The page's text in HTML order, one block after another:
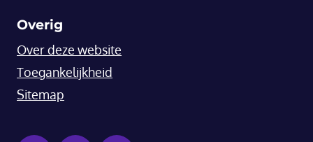
Overig
Over deze website
Toegankelijkheid
Sitemap